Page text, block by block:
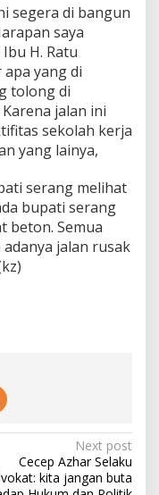
segera di bangun
saya
H. Ratu
yang di
tolong di
jalan ini
sekolah kerja
yang lainya,
serang melihat
bupati serang
beton. Semua
jalan rusak
Next post
Cecep Azhar Selaku
kita jangan buta